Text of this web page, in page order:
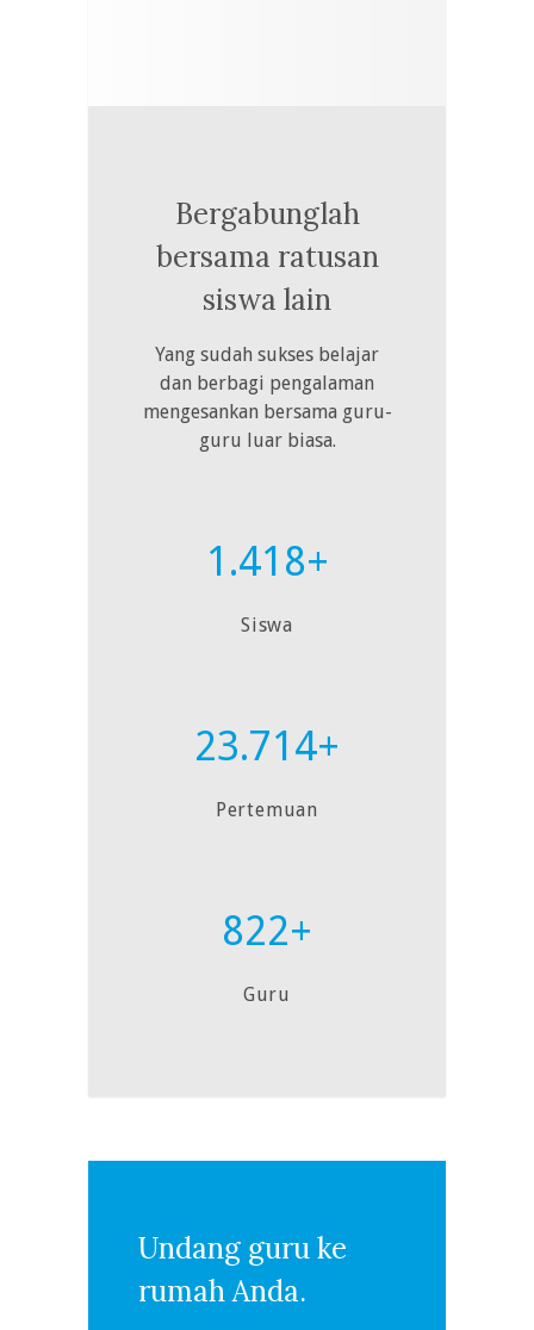
Bergabunglah
bersama ratusan
siswa lain
Yang sudah sukses belajar
dan berbagi pengalaman
mengesankan bersama guru-
guru luar biasa.
1.418+
Siswa
23.714+
Pertemuan
822+
Guru
Undang guru ke
rumah Anda.